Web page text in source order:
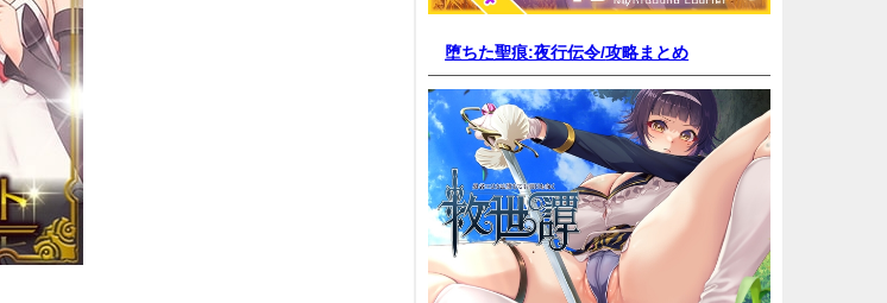
堕ちた聖痕:夜行伝令/攻略まとめ